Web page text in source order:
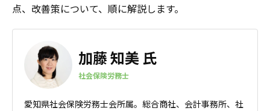
点、改善策について、順に解説します。
加藤 知美 氏
社会保険労務士
愛知県社会保険労務士会所属。総合商社、会計事務所、社